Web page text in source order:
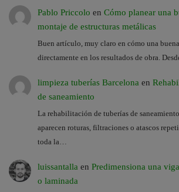
Pablo Priccolo en Cómo planear una
montaje de estructuras metálicas
Buen artículo, muy claro en cómo una
directamente en los resultados de obra.
limpieza tuberías Barcelona en
de saneamiento
La rehabilitación de tuberías de
aparecen roturas, filtraciones o atascos
toda la…
luissantalla en Predimensiona una
o laminada